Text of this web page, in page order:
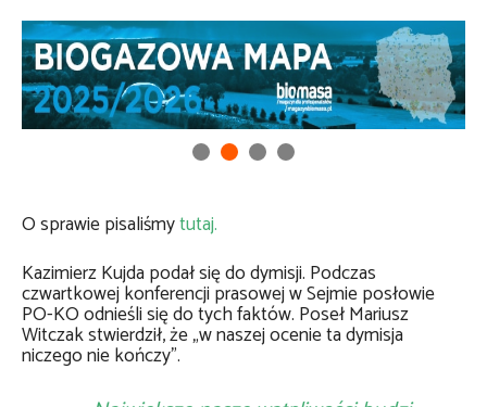
O sprawie pisaliśmytutaj.
Kazimierz Kujda podał się do dymisji. Podczas
czwartkowej konferencji prasowej w Sejmie posłowie
PO-KO odnieśli się do tych faktów. Poseł Mariusz
Witczak stwierdził, że „w naszej ocenie ta dymisja
niczego nie kończy”.